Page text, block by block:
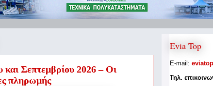
και Σεπτεμβρίου 2026 – Οι
πληρωμής
Evia Top
E-mail:
Τηλ.